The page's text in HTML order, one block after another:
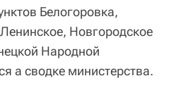
Белогоровка,
Новгородское
Народной
а сводке министерства.